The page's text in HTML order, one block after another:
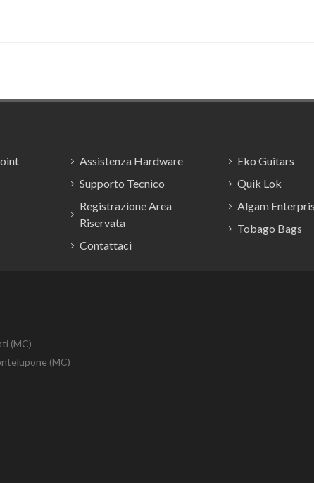
Assistenza Hardware
Supporto Tecnico
Registrazione Area
Riservata
Contattaci
Eko Guitars
Quik Lok
Algam
Tobago Bags
(MC)
(MC)